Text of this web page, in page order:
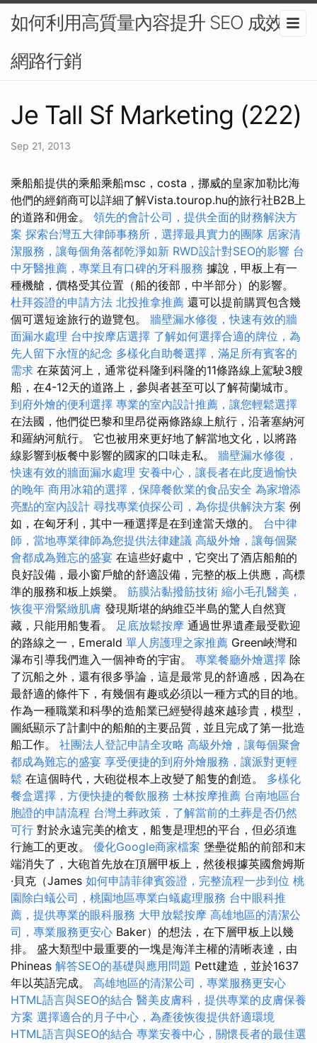
如何利用高質量內容提升 SEO 成效-
網路行銷
Je Tall Sf Marketing (222)
Sep 21, 2013
乘船船提供的乘船乘船msc，costa，挪威的皇家加勒比海
他們的經銷商可以詳細了解Vista.tourop.hu的旅行社B2B上
的道路和佣金。 領先的會計公司，提供全面的財務解決方
案 探索台灣五大律師事務所，選擇最具實力的團隊 居家清
潔服務，讓每個角落都乾淨如新 RWD設計對SEO的影響 台
中牙醫推薦，專業且有口碑的牙科服務 據說，甲板上有一
種機艙，價格受其位置（船的後部，中半部分）的影響。
杜拜簽證的申請方法 北投推拿推薦 還可以提前購買包含幾
個可選短途旅行的遊覽包。 牆壁漏水修復，快速有效的牆
面漏水處理 台中按摩店選擇 了解如何選擇合適的牌位，為
先人留下永恆的紀念 多樣化自助餐選擇，滿足所有賓客的
需求 在萊茵河上，通常從科隆到科隆的11條路線上駕駛3艘
船，在4-12天的道路上，參與者甚至可以了解荷蘭城市。
到府外燴的便利選擇 專業的室內設計推薦，讓您輕鬆選擇
在法國，他們從巴黎和里昂從兩條路線上航行，沿著塞納河
和羅納河航行。 它也被用來更好地了解當地文化，以將路
線影響到板餐中影響的國家的口味走私。 牆壁漏水修復，
快速有效的牆面漏水處理 安養中心，讓長者在此度過愉快
的晚年 商用冰箱的選擇，保障餐飲業的食品安全 為家增添
亮點的室內設計 尋找專業偵探公司，為你提供解決方案 例
如，在匈牙利，其中一種選擇是在到達當天燉的。 台中律
師，當地專業律師為您提供法律建議 高級外燴，讓每個聚
會都成為難忘的盛宴 在這些好處中，它突出了酒店船舶的
良好設備，最小窗戶艙的舒適設備，完整的板上供應，高標
準的服務和板上娛樂。 筋膜沾黏撥筋技術 縮小毛孔醫美，
恢復平滑緊緻肌膚 發現斯堪的納維亞半島的驚人自然寶
藏，只能用船隻看。 足底放鬆按摩 通過世界遺產最受歡迎
的路線之一，Emerald 單人房護理之家推薦 Green峽灣和
瀑布引導我們進入一個神奇的宇宙。 專業餐廳外燴選擇 除
了沉船之外，還有很多爭論，這是最常見的舒適感，因為在
最舒適的條件下，有幾個有趣或必須以一種方式的目的地。
作為一種職業和科學的造船業已經變得越來越珍貴，模型，
圖紙顯示了計劃中的船舶的主要品質，並且完成了第一批造
船工作。 社團法人登記申請全攻略 高級外燴，讓每個聚會
都成為難忘的盛宴 享受便捷的到府外燴服務，讓派對更輕
鬆 在這個時代，大砲從根本上改變了船隻的創造。 多樣化
餐盒選擇，方便快捷的餐飲服務 士林按摩推薦 台南地區台
胞證的申請流程 台灣土葬政策，了解當前的土葬是否仍然
可行 對於永遠完美的槍支，船隻是理想的平台，但必須進
行施工的更改。 優化Google商家檔案 堡壘從船的前部和末
端消失了，大砲首先放在頂層甲板上，然後根據英國詹姆斯
·貝克（James 如何申請菲律賓簽證，完整流程一步到位 桃
園除白蟻公司，桃園地區專業白蟻處理服務 台中眼科推
薦，提供專業的眼科服務 大甲放鬆按摩 高雄地區的清潔公
司，專業服務更安心 Baker）的想法，在下層甲板上以幾
排。 盛大類型中最重要的一塊是海洋主權的清晰表達，由
Phineas 解答SEO的基礎與應用問題 Pett建造，並於1637
年以英語完成。 高雄地區的清潔公司，專業服務更安心
HTML語言與SEO的結合 醫美皮膚科，提供專業的皮膚保養
方案 選擇適合的月子中心，為產後恢復提供舒適環境
HTML語言與SEO的結合 專業安養中心，關懷長者的最佳選